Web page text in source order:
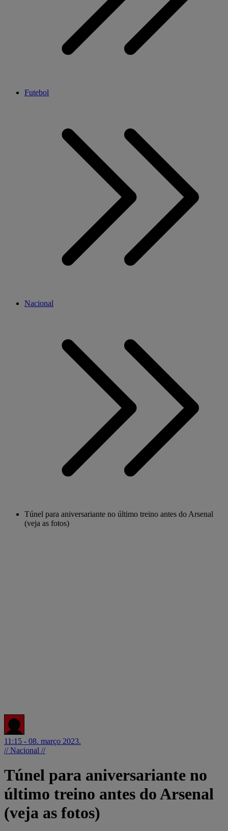
Futebol
Nacional
Túnel para aniversariante no último treino antes do Arsenal
(veja as fotos)
11:15 - 08. março 2023.
// Nacional //
Túnel para aniversariante no
último treino antes do Arsenal
(veja as fotos)